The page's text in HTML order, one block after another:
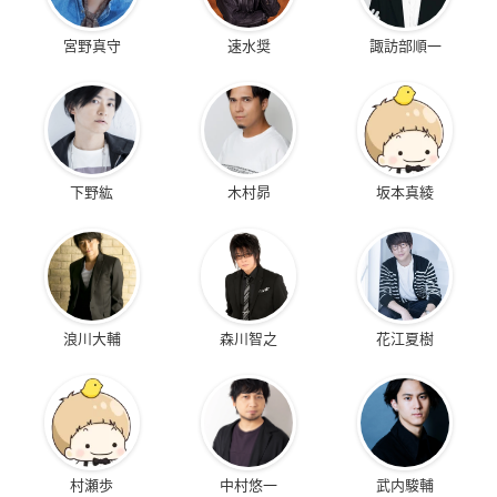
宮野真守 速水奨 諏訪部順一
下野紘 木村昴 坂本真綾
浪川大輔 森川智之 花江夏樹
村瀬歩 中村悠一 武内駿輔